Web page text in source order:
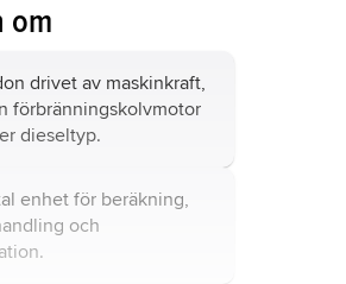
om
drivet av maskinkraft,
förbränningskolvmotor
dieseltyp.
enhet för beräkning,
och